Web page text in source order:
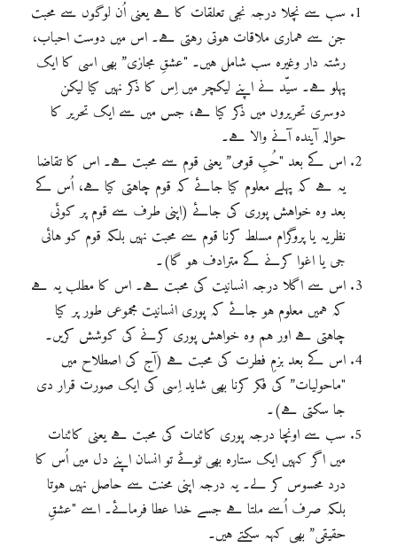
سب سے نچلا درجہ نجی تعلقات کا ہے یعنی اُن لوگوں سے محبت
جن سے ہماری ملاقات ہوتی رہتی ہے۔ اس میں دوست احباب،
رشتہ دار وغیرہ سب شامل ہیں۔ "عشقِ مجازی” بھی اسی کا ایک
پہلو ہے۔ سیّد نے اپنے لیکچر میں اِس کا ذکر نہیں کیا لیکن
دوسری تحریروں میں ذکر کیا ہے، جس میں سے ایک تحریر کا
حوالہ آیندہ آنے والا ہے۔
اس کے بعد "حُبِ قومی” یعنی قوم سے محبت ہے۔ اس کا تقاضا
یہ ہے کہ پہلے معلوم کیا جائے کہ قوم چاہتی کیا ہے، اُس کے
بعد وہ خواہش پوری کی جائے (اپنی طرف سے قوم پر کوئی
نظریہ یا پروگرام مسلط کرنا قوم سے محبت نہیں بلکہ قوم کو ہائی
جی یا اغوا کرنے کے مترادف ہو گا)۔
اس سے اگلا درجہ انسانیت کی محبت ہے۔ اس کا مطلب یہ ہے
کہ ہمیں معلوم ہو جائے کہ پوری انسانیت مجموعی طور پر کیا
چاہتی ہے اور ہم وہ خواہش پوری کرنے کی کوشش کریں۔
اس کے بعد بزمِ فطرت کی محبت ہے (آج کی اصطلاح میں
"ماحولیات” کی فکر کرنا بھی شاید اِسی کی ایک صورت قرار دی
جا سکتی ہے)۔
سب سے اونچا درجہ پوری کائنات کی محبت ہے یعنی کائنات
میں اگر کہیں ایک ستارہ بھی ٹوٹے تو انسان اپنے دل میں اُس کا
درد محسوس کر لے۔ یہ درجہ اپنی محنت سے حاصل نہیں ہوتا
بلکہ صرف اُسے ملتا ہے جسے خدا عطا فرمائے۔ اسے "عشقِ
حقیقی” بھی کہہ سکتے ہیں۔